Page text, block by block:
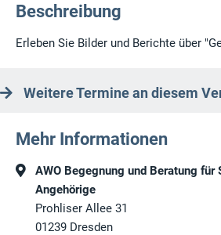
Beschreibung
Erleben Sie Bilder und Berichte über
Weitere Termine an diesem
Mehr Informationen
AWO Begegnung und Beratung für
Angehörige
Prohliser Allee 31
01239 Dresden